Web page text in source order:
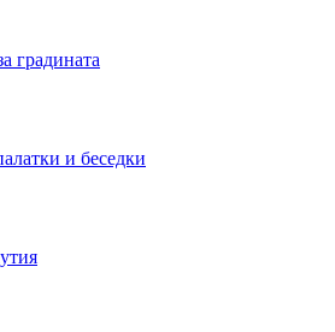
градината
и беседки